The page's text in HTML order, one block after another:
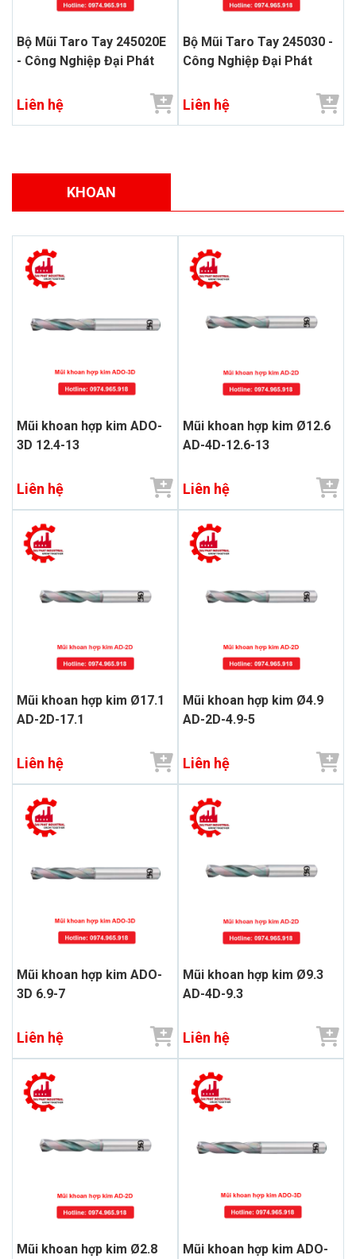
Bộ Mũi Taro Tay 245020E
- Công Nghiệp Đại Phát
Liên hệ
Bộ Mũi Taro Tay 245030 -
Công Nghiệp Đại Phát
Liên hệ
KHOAN
Mũi khoan hợp kim ADO-
3D 12.4-13
Liên hệ
Mũi khoan hợp kim Ø12.6
AD-4D-12.6-13
Liên hệ
Mũi khoan hợp kim Ø17.1
AD-2D-17.1
Liên hệ
Mũi khoan hợp kim Ø4.9
AD-2D-4.9-5
Liên hệ
Mũi khoan hợp kim ADO-
3D 6.9-7
Liên hệ
Mũi khoan hợp kim Ø9.3
AD-4D-9.3
Liên hệ
Mũi khoan hợp kim Ø2.8
Mũi khoan hợp kim ADO-